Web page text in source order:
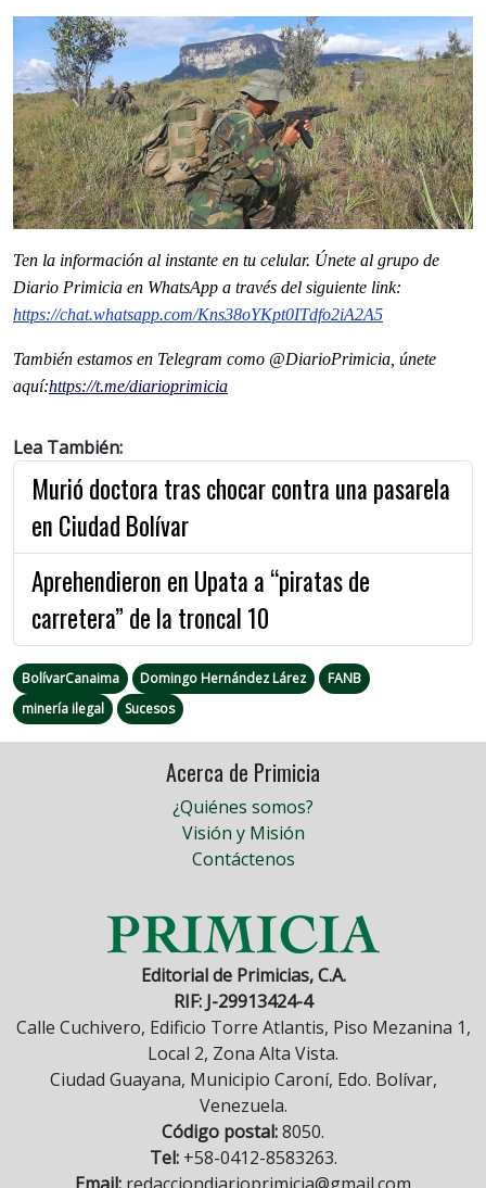
Ten la información al instante en tu celular. Únete al grupo de
Diario Primicia en WhatsApp a través del siguiente link:
https://chat.whatsapp.com/Kns38oYKpt0ITdfo2iA2A5
También estamos en Telegram como @DiarioPrimicia, únete
aquí:https://t.me/diarioprimicia
Lea También:
Murió doctora tras chocar contra una pasarela
en Ciudad Bolívar
Aprehendieron en Upata a “piratas de
carretera” de la troncal 10
BolívarCanaima Domingo Hernández Lárez
FANB
minería ilegal
Sucesos
Acerca de Primicia
¿Quiénes somos?
Visión y Misión
Contáctenos
Editorial de Primicias, C.A.
RIF: J-29913424-4
Calle Cuchivero, Edificio Torre Atlantis, Piso Mezanina 1,
Local 2, Zona Alta Vista.
Ciudad Guayana, Municipio Caroní, Edo. Bolívar,
Venezuela.
Código postal:8050.
Tel:+58-0412-8583263.